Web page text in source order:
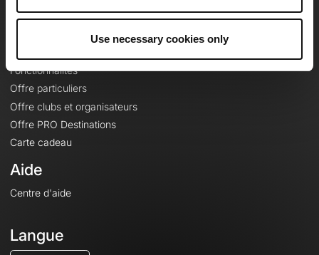
Use necessary cookies only
Fonctionnalités
Offre particuliers
Offre clubs et organisateurs
Offre PRO Destinations
Carte cadeau
Aide
Centre d'aide
Langue